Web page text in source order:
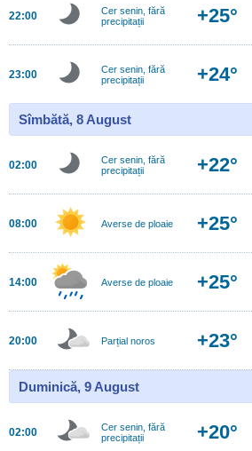
22:00
Cer senin, fără
precipitații
+25°
23:00
Cer senin, fără
precipitații
+24°
Sîmbătă, 8 August
02:00
Cer senin, fără
precipitații
+22°
08:00 Averse de ploaie +25°
14:00 Averse de ploaie +25°
20:00 Parțial noros +23°
Duminică, 9 August
02:00
Cer senin, fără
precipitații
+20°